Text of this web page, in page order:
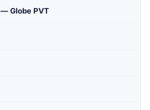
— Globe PVT